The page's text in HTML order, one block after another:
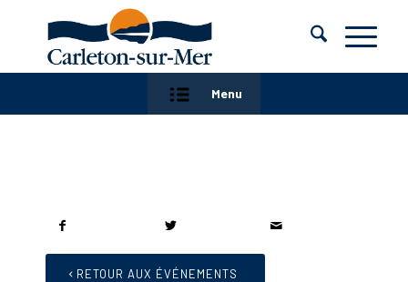
Menu
RETOUR AUX ÉVÉNEMENTS